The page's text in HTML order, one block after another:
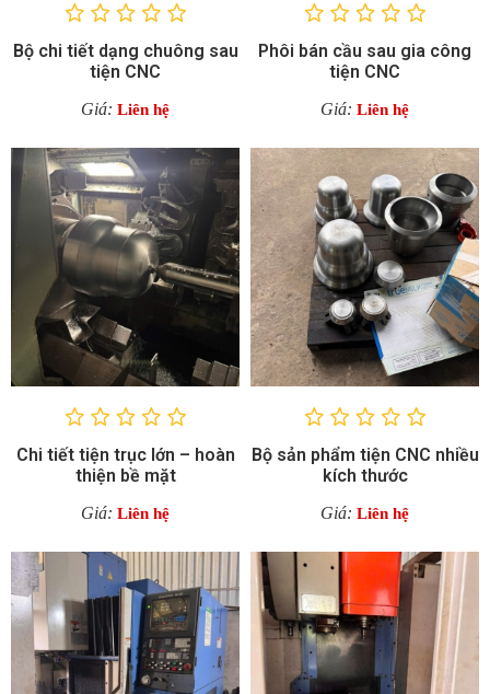
Bộ chi tiết dạng chuông sau
tiện CNC
Giá: Liên hệ
Phôi bán cầu sau gia công
tiện CNC
Giá: Liên hệ
Chi tiết tiện trục lớn – hoàn
thiện bề mặt
Giá: Liên hệ
Bộ sản phẩm tiện CNC nhiều
kích thước
Giá: Liên hệ